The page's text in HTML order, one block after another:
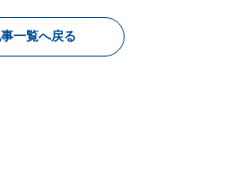
一覧へ戻る